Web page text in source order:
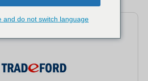
and do not switch language